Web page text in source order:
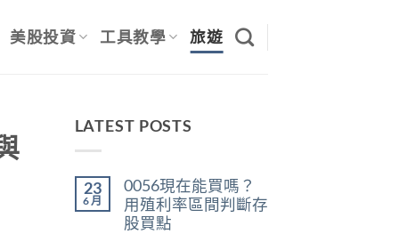
美股投資 工具教學 旅遊
LATEST POSTS
23
6 月
0056現在能買嗎？
用殖利率區間判斷存
股買點